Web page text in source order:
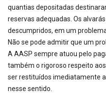
quantias depositadas
reservas adequadas. Os
descumpridos, em um
Não se pode admitir que um
A AASP sempre atuou pelo
também o rigoroso respeito
ser restituídos imediatamente
nesse sentido.